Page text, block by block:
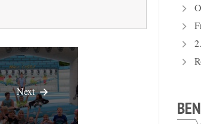
Next